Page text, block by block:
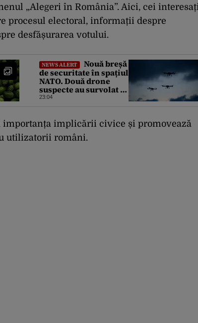
„Alegeri în România”. Aici, cei
procesul electoral, informații despre
desfășurarea votului.
NEWS ALERT
Nouă breșă
de securitate în spațiul
NATO. Două drone
suspecte au survolat o
bază militară din
23:04
importanța implicării civice și promovează
utilizatorii români.